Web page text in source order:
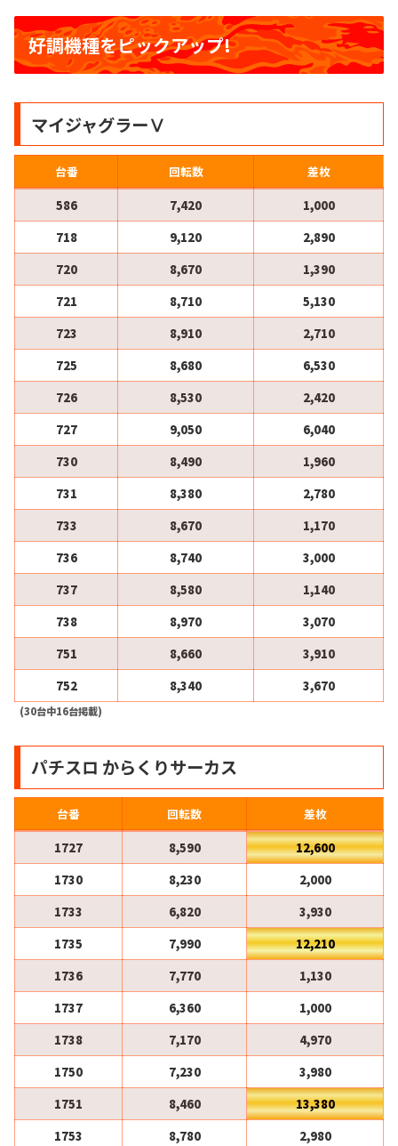
好調機種をピックアップ!
マイジャグラーⅤ
台番 回転数
差枚
586
7,420
1,000
718
9,120
2,890
720
8,670
1,390
721
8,710
5,130
723
8,910
2,710
725
8,680
6,530
726
8,530
2,420
727
9,050
6,040
730
8,490
1,960
731
8,380
2,780
733
8,670
1,170
736
8,740
3,000
737
8,580
1,140
738
8,970
3,070
751
8,660
3,910
752
8,340 3,670
(30台中16台掲載)
パチスロ からくりサーカス
台番 回転数
差枚
1727
8,590
12,600
1730
8,230
2,000
1733
6,820
3,930
1735
7,990
12,210
1736
7,770
1,130
1737
6,360
1,000
1738
7,170
4,970
1750
7,230
3,980
1751
8,460
13,380
1753
8,780 2,980